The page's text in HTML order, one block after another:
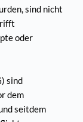
sind nicht
oder
sind
dem
seitdem